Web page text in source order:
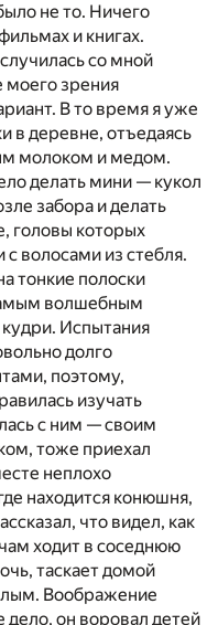
не то. Ничего
и книгах.
со мной
моего зрения
В то время я уже
в деревне, отъедаясь
молоком и медом.
делать мини — кукол
забора и делать
головы которых
волосами из стебля.
тонкие полоски
волшебным
Испытания
долго
поэтому,
изучать
с ним — своим
тоже приехал
неплохо
находится конюшня,
что видел, как
ходит в соседнюю
таскает домой
Воображение
он воровал детей